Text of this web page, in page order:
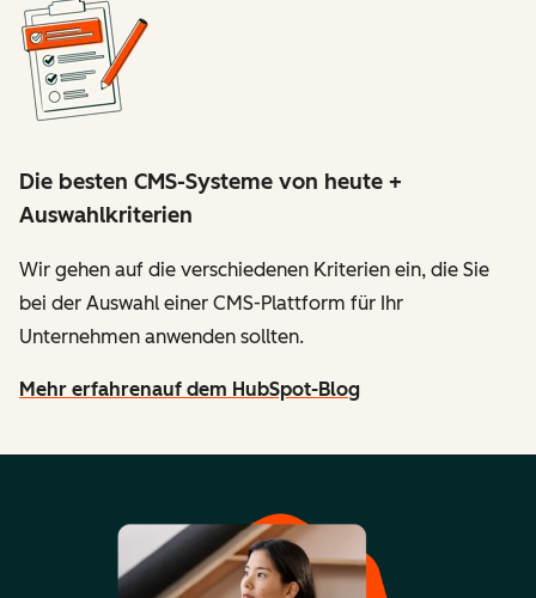
Die besten CMS-Systeme von heute +
Auswahlkriterien
Wir gehen auf die verschiedenen Kriterien ein, die Sie
bei der Auswahl einer CMS-Plattform für Ihr
Unternehmen anwenden sollten.
Mehr erfahrenauf dem HubSpot-Blog